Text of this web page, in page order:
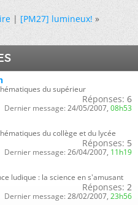
|[PM27] lumineux! »
du supérieur
Réponses: 6
Dernier message: 24/05/2007, 08h53
du collège et du lycée
Réponses: 5
Dernier message: 26/04/2007, 11h19
ludique : la science en s'amusant
Réponses: 2
Dernier message: 28/02/2007, 23h56